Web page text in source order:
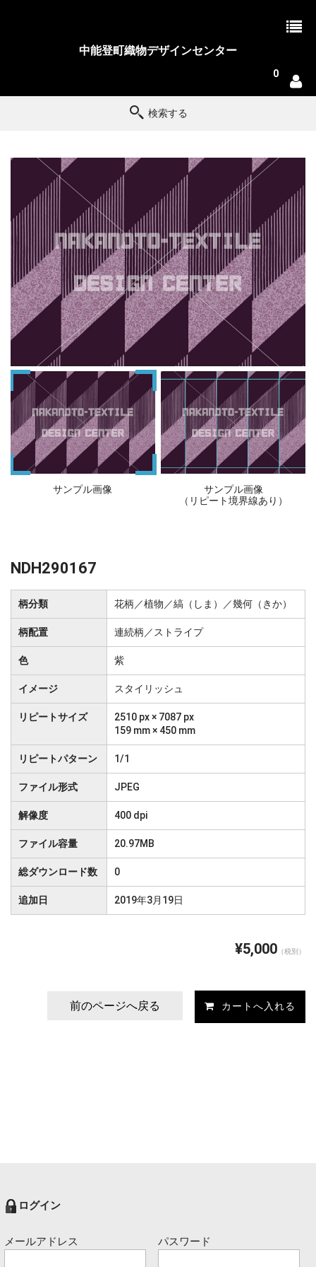
中能登町織物デザインセンター
0
検索する
サンプル画像
サンプル画像
（リピート境界線あり）
NDH290167
柄分類 花柄／植物／縞（しま）／幾何（きか）
柄配置 連続柄／ストライプ
色 紫
イメージ スタイリッシュ
リピートサイズ
2510 px × 7087 px
159 mm × 450 mm
リピートパターン 1/1
ファイル形式 JPEG
解像度 400 dpi
ファイル容量 20.97MB
総ダウンロード数 0
追加日 2019年3月19日
¥5,000 （税別）
前のページへ戻る
ログイン
メールアドレス パスワード